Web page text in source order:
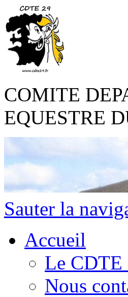
COMITE
EQUESTRE
Sauter la
Accueil
Le CDTE
Nous